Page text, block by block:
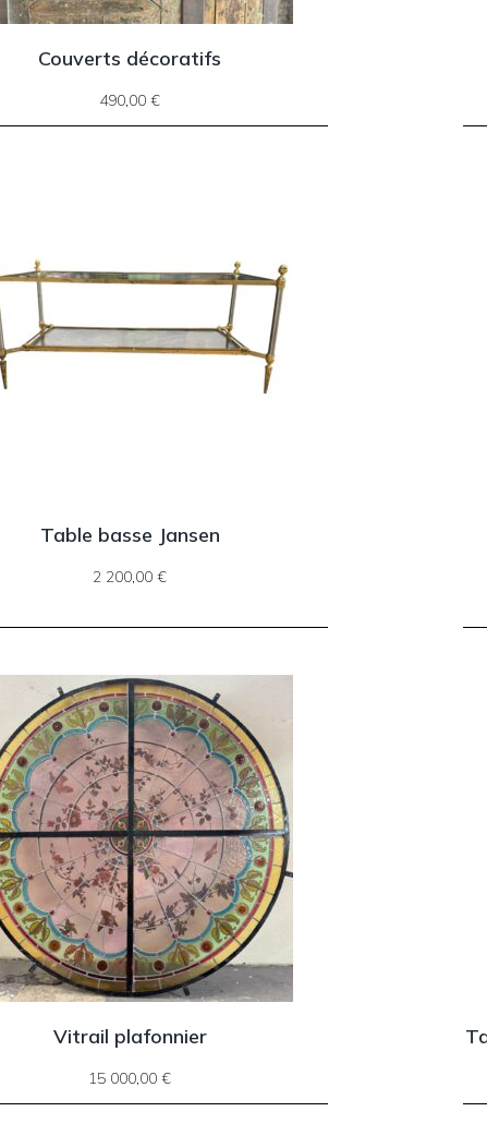
Couverts décoratifs
490,00€
Table basse Jansen
2 200,00€
Vitrail plafonnier
15 000,00€